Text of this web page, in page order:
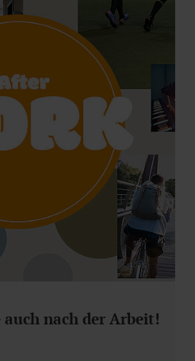
nach der Arbeit!